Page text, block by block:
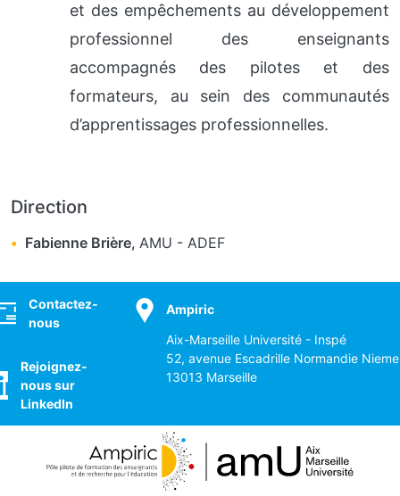
et des empêchements au développement
professionnel des enseignants
accompagnés des pilotes et des
formateurs, au sein des communautés
d’apprentissages professionnelles.
Direction
Fabienne Brière, AMU - ADEF
Contactez-
nous
Rejoignez-
nous sur
LinkedIn
Ampiric
Aix-Marseille Université - Inspé
52, avenue Escadrille Normandie
13013 Marseille